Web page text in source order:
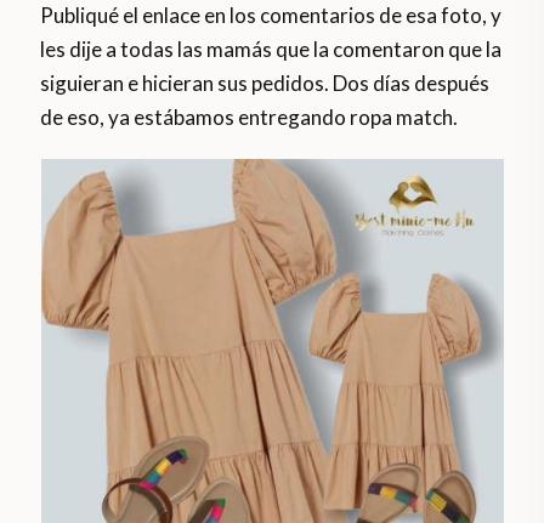
Publiqué el enlace en los comentarios de esa foto, y
les dije a todas las mamás que la comentaron que la
siguieran e hicieran sus pedidos. Dos días después
de eso, ya estábamos entregando ropa match.